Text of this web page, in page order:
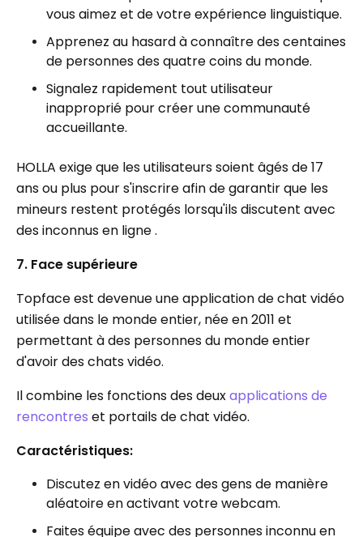
vous aimez et de votre expérience linguistique.
Apprenez au hasard à connaître des centaines
de personnes des quatre coins du monde.
Signalez rapidement tout utilisateur
inapproprié pour créer une communauté
accueillante.
HOLLA exige que les utilisateurs soient âgés de 17
ans ou plus pour s'inscrire afin de garantir que les
mineurs restent protégés lorsqu'ils discutent avec
des inconnus en ligne .
7. Face supérieure
Topface est devenue une application de chat vidéo
utilisée dans le monde entier, née en 2011 et
permettant à des personnes du monde entier
d'avoir des chats vidéo.
Il combine les fonctions des deuxapplications de
rencontres et portails de chat vidéo.
Caractéristiques:
Discutez en vidéo avec des gens de manière
aléatoire en activant votre webcam.
Faites équipe avec des personnes inconnu en